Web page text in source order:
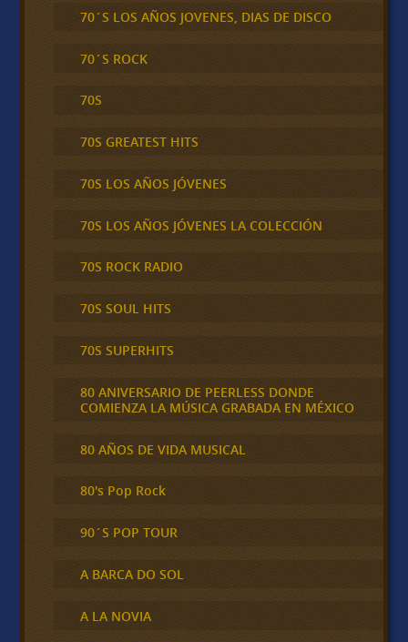
70´S LOS AÑOS JOVENES, DIAS DE DISCO
70´S ROCK
70S
70S GREATEST HITS
70S LOS AÑOS JÓVENES
70S LOS AÑOS JÓVENES LA COLECCIÓN
70S ROCK RADIO
70S SOUL HITS
70S SUPERHITS
80 ANIVERSARIO DE PEERLESS DONDE
COMIENZA LA MÚSICA GRABADA EN MÉXICO
80 AÑOS DE VIDA MUSICAL
80's Pop Rock
90´S POP TOUR
A BARCA DO SOL
A LA NOVIA